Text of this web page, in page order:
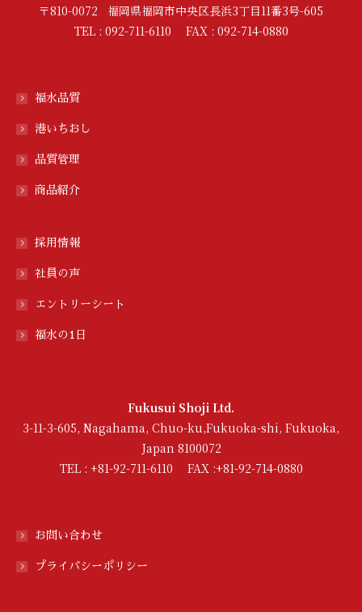
〒810-0072 福岡県福岡市中央区長浜3丁目11番3号-605
TEL : 092-711-6110 FAX : 092-714-0880
福水品質
港いちおし
品質管理
商品紹介
採用情報
社員の声
エントリーシート
福水の1日
Fukusui Shoji Ltd.
3-11-3-605, Nagahama, Chuo-ku,Fukuoka-shi, Fukuoka,
Japan 8100072
TEL : +81-92-711-6110 FAX :+81-92-714-0880
お問い合わせ
プライバシーポリシー